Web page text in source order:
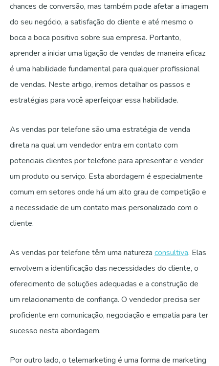
chances de conversão, mas também pode afetar a imagem
do seu negócio, a satisfação do cliente e até mesmo o
boca a boca positivo sobre sua empresa. Portanto,
aprender a iniciar uma ligação de vendas de maneira eficaz
é uma habilidade fundamental para qualquer profissional
de vendas. Neste artigo, iremos detalhar os passos e
estratégias para você aperfeiçoar essa habilidade.
As vendas por telefone são uma estratégia de venda
direta na qual um vendedor entra em contato com
potenciais clientes por telefone para apresentar e vender
um produto ou serviço. Esta abordagem é especialmente
comum em setores onde há um alto grau de competição e
a necessidade de um contato mais personalizado com o
cliente.
As vendas por telefone têm uma natureza consultiva. Elas
envolvem a identificação das necessidades do cliente, o
oferecimento de soluções adequadas e a construção de
um relacionamento de confiança. O vendedor precisa ser
proficiente em comunicação, negociação e empatia para ter
sucesso nesta abordagem.
Por outro lado, o telemarketing é uma forma de marketing